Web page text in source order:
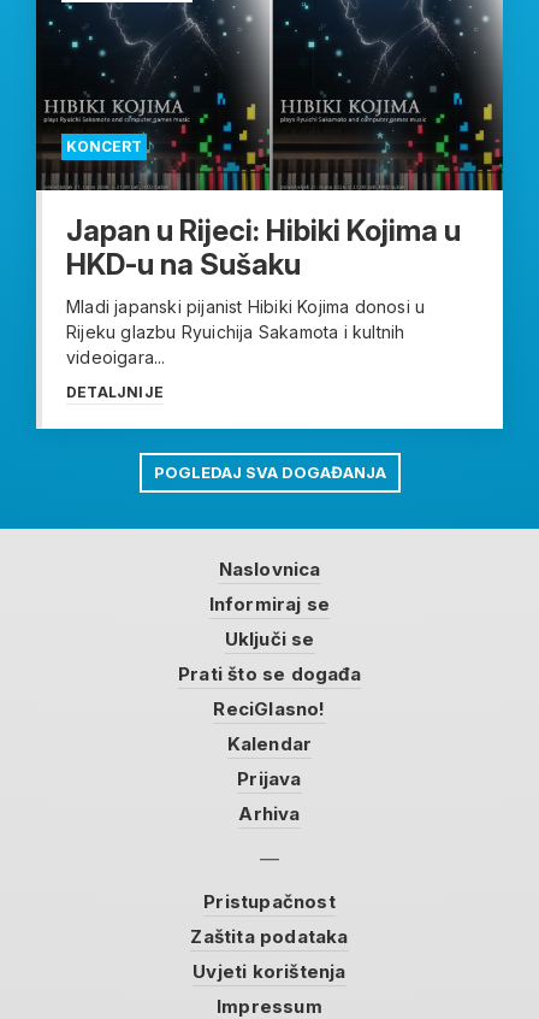
KONCERT
Japan u Rijeci: Hibiki Kojima u
HKD-u na Sušaku
Mladi japanski pijanist Hibiki Kojima donosi u
Rijeku glazbu Ryuichija Sakamota i kultnih
videoigara...
DETALJNIJE
POGLEDAJ SVA DOGAĐANJA
Naslovnica
Informiraj se
Uključi se
Prati što se događa
ReciGlasno!
Kalendar
Prijava
Arhiva
Pristupačnost
Zaštita podataka
Uvjeti korištenja
Impressum